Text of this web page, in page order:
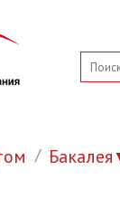
Бакалея